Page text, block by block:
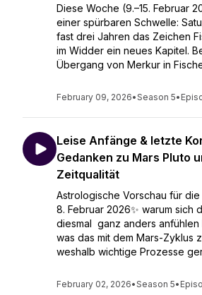
Diese Woche (9.–15. Februar
einer spürbaren Schwelle:
fast drei Jahren das Zeichen
im Widder ein neues Kapitel.
Übergang von Merkur in
February 09, 2026•Season 5•
Leise Anfänge & letzte
Gedanken zu Mars Pluto
Zeitqualität
Astrologische Vorschau für
8. Februar 2026✨ warum sich
diesmal ganz anders anfühlen
was das mit dem Mars-Zyklus
weshalb wichtige Prozesse
February 02, 2026•Season 5•